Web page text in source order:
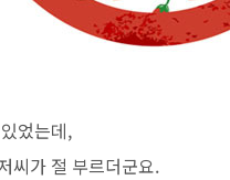
었는데,
씨가 절 부르더군요.